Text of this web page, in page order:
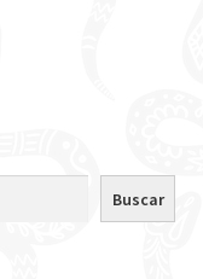
Buscar